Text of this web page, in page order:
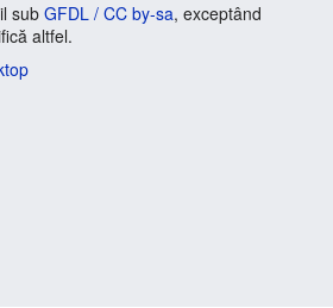
sub GFDL / CC by-sa, exceptând
altfel.